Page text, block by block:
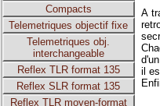
Compacts
Telemetriques objectif fixe
Telemetriques obj.
interchangeable
Reflex TLR format 135
Reflex SLR format 135
Reflex TLR moyen-format
A
il